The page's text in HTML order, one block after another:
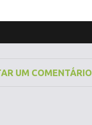
UM COMENTÁRIO